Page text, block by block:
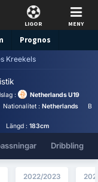
LIGOR MENY
Prognos
Kreekels
:
Netherlands U19
Nationalitet :Netherlands
Längd :183cm
Dribbling
2022/2023